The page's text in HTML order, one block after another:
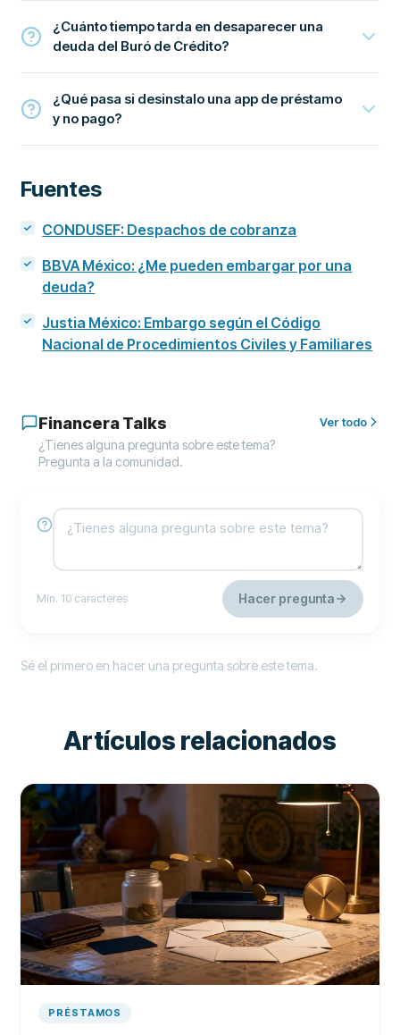
¿Cuánto tiempo tarda en desaparecer una
deuda del Buró de Crédito?
¿Qué pasa si desinstalo una app de préstamo
y no pago?
Fuentes
CONDUSEF: Despachos de cobranza
BBVA México: ¿Me pueden embargar por una
deuda?
Justia México: Embargo según el Código
Nacional de Procedimientos Civiles y Familiares
Financera Talks
¿Tienes alguna pregunta sobre este tema?
Pregunta a la comunidad.
Ver todo
Mín. 10 caracteres Hacer pregunta
Sé el primero en hacer una pregunta sobre este tema.
Artículos relacionados
PRÉSTAMOS